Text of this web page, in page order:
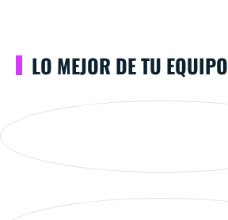
LO MEJOR DE TU EQUIPO